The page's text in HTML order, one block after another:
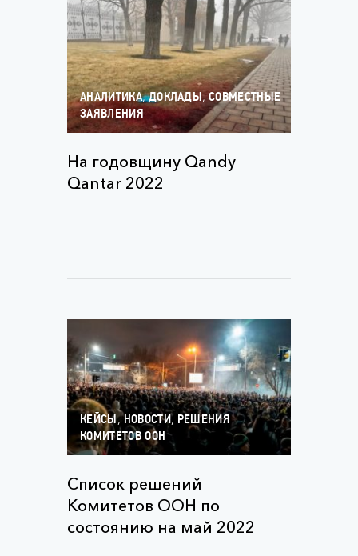
АНАЛИТИКА,ДОКЛАДЫ,СОВМЕСТНЫЕ
ЗАЯВЛЕНИЯ
На годовщину Qandy
Qantar 2022
КЕЙСЫ,НОВОСТИ, РЕШЕНИЯ
КОМИТЕТОВ ООН
Список решений
Комитетов ООН по
состоянию на май 2022